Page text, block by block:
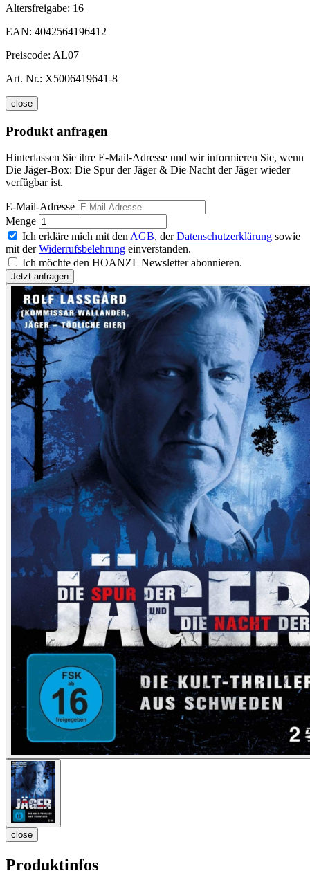
Altersfreigabe: 16
EAN: 4042564196412
Preiscode: AL07
Art. Nr.: X5006419641-8
close
Produkt anfragen
Hinterlassen Sie ihre E-Mail-Adresse und wir informieren Sie, wenn
Die Jäger-Box: Die Spur der Jäger & Die Nacht der Jäger wieder
verfügbar ist.
E-Mail-Adresse
Menge
Ich erkläre mich mit den AGB, derDatenschutzerklärung sowie
mit derWiderrufsbelehrung einverstanden.
Ich möchte den HOANZL Newsletter abonnieren.
close
Produktinfos